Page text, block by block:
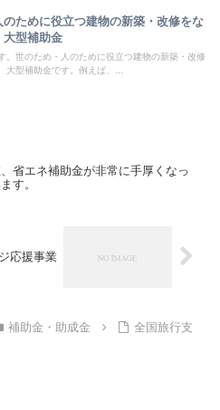
のために役立つ建物の新築・改修をな
大型補助金
。世のため・人のために役立つ建物の新築・改修
大型補助金です。例えば、...
省エネ補助金が非常に手厚くなっ
す。
応援事業
補助金・助成金
全国旅行支